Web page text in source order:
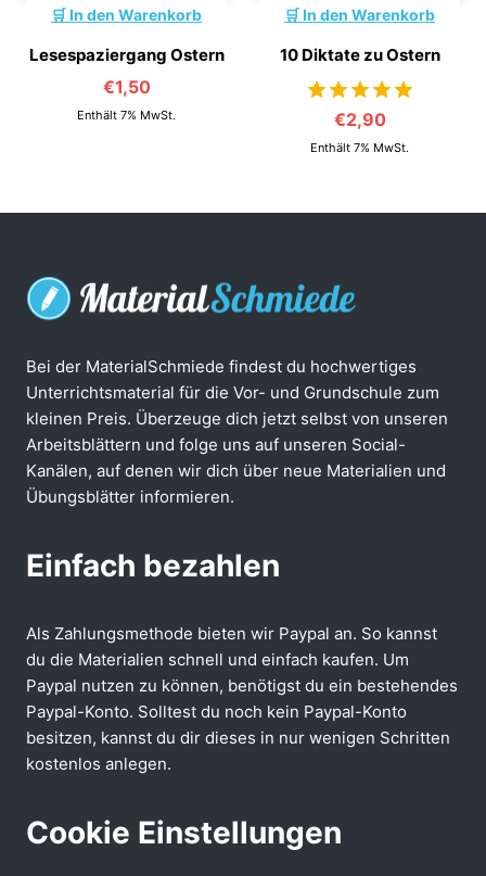
In den Warenkorb
Lesespaziergang Ostern
€1,50
Enthält 7% MwSt.
In den Warenkorb
10 Diktate zu Ostern
von 5
€2,90
Enthält 7% MwSt.
Bei der MaterialSchmiede findest du hochwertiges
Unterrichtsmaterial für die Vor- und Grundschule zum
kleinen Preis. Überzeuge dich jetzt selbst von unseren
Arbeitsblättern und folge uns auf unseren Social-
Kanälen, auf denen wir dich über neue Materialien und
Übungsblätter informieren.
Einfach bezahlen
Als Zahlungsmethode bieten wir Paypal an. So kannst
du die Materialien schnell und einfach kaufen. Um
Paypal nutzen zu können, benötigst du ein bestehendes
Paypal-Konto. Solltest du noch kein Paypal-Konto
besitzen, kannst du dir dieses in nur wenigen Schritten
kostenlos anlegen.
Cookie Einstellungen